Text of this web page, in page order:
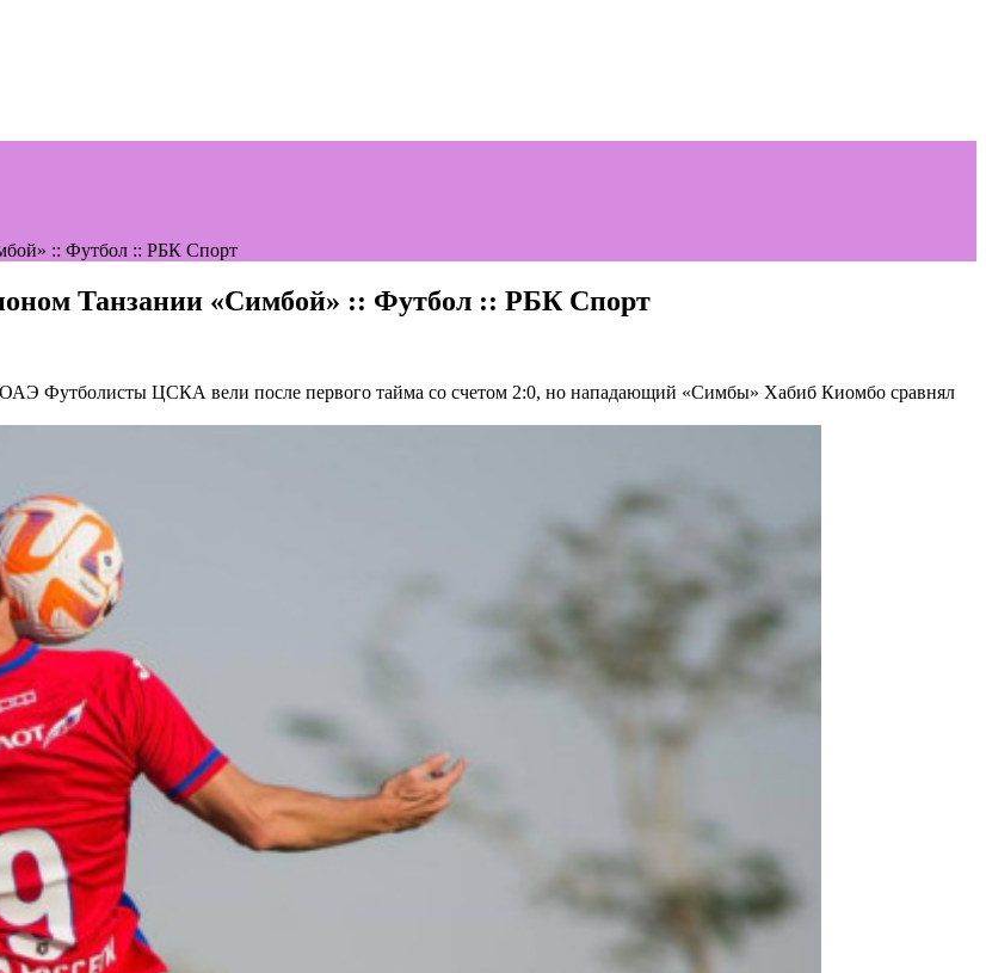
:: Футбол :: РБК Спорт
Танзании «Симбой» :: Футбол :: РБК Спорт
ОАЭ Футболисты ЦСКА вели после первого тайма со счетом 2:0, но нападающий «Симбы» Хабиб Киомбо сравнял